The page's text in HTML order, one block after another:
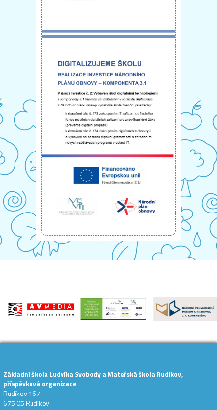
Základní škola Ludvíka Svobody a Mateřská škola Rudíkov,
příspěvková organizace
Rudíkov 167
675 05 Rudíkov